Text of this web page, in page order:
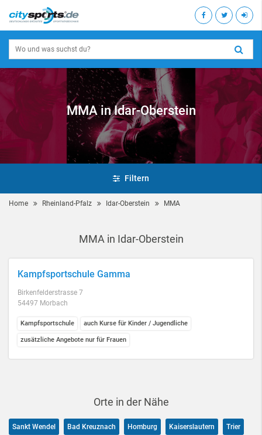
MMA in Idar-Oberstein
Filtern
Home Rheinland-Pfalz Idar-Oberstein MMA
MMA in Idar-Oberstein
Kampfsportschule Gamma
Birkenfelderstrasse 7
54497 Morbach
Kampfsportschule auch Kurse für Kinder / Jugendliche
zusätzliche Angebote nur für Frauen
Orte in der Nähe
Sankt Wendel Bad Kreuznach Homburg Kaiserslautern Trier